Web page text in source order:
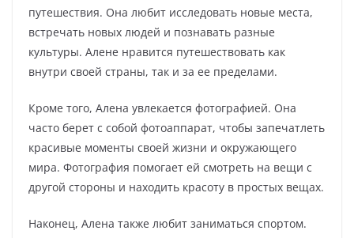
путешествия. Она любит исследовать новые места,
встречать новых людей и познавать разные
культуры. Алене нравится путешествовать как
внутри своей страны, так и за ее пределами.
Кроме того, Алена увлекается фотографией. Она
часто берет с собой фотоаппарат, чтобы запечатлеть
красивые моменты своей жизни и окружающего
мира. Фотография помогает ей смотреть на вещи с
другой стороны и находить красоту в простых вещах.
Наконец, Алена также любит заниматься спортом.